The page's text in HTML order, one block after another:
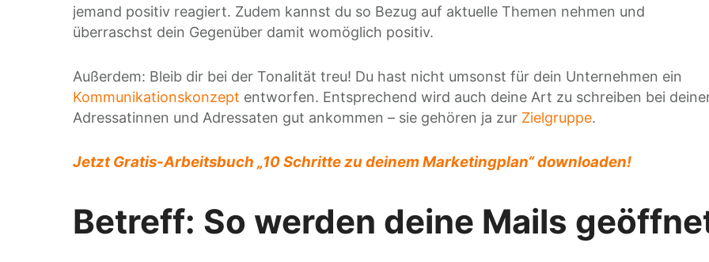
jemand positiv reagiert. Zudem kannst du so Bezug auf aktuelle Themen nehmen und
überraschst dein Gegenüber damit womöglich positiv.
Außerdem: Bleib dir bei der Tonalität treu! Du hast nicht umsonst für dein Unternehmen ein
Kommunikationskonzept entworfen. Entsprechend wird auch deine Art zu schreiben bei
Adressatinnen und Adressaten gut ankommen – sie gehören ja zur Zielgruppe.
Jetzt Gratis-Arbeitsbuch „10 Schritte zu deinem Marketingplan“ downloaden!
Betreff: So werden deine Mails